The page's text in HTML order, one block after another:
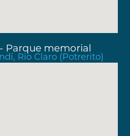
Parque memorial
Rio Claro (Potrerito)